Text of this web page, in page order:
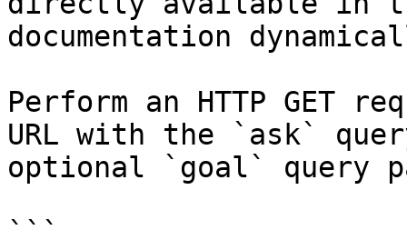
documentation
Perform an HTTP GET
URL with the `ask`
optional `goal` query